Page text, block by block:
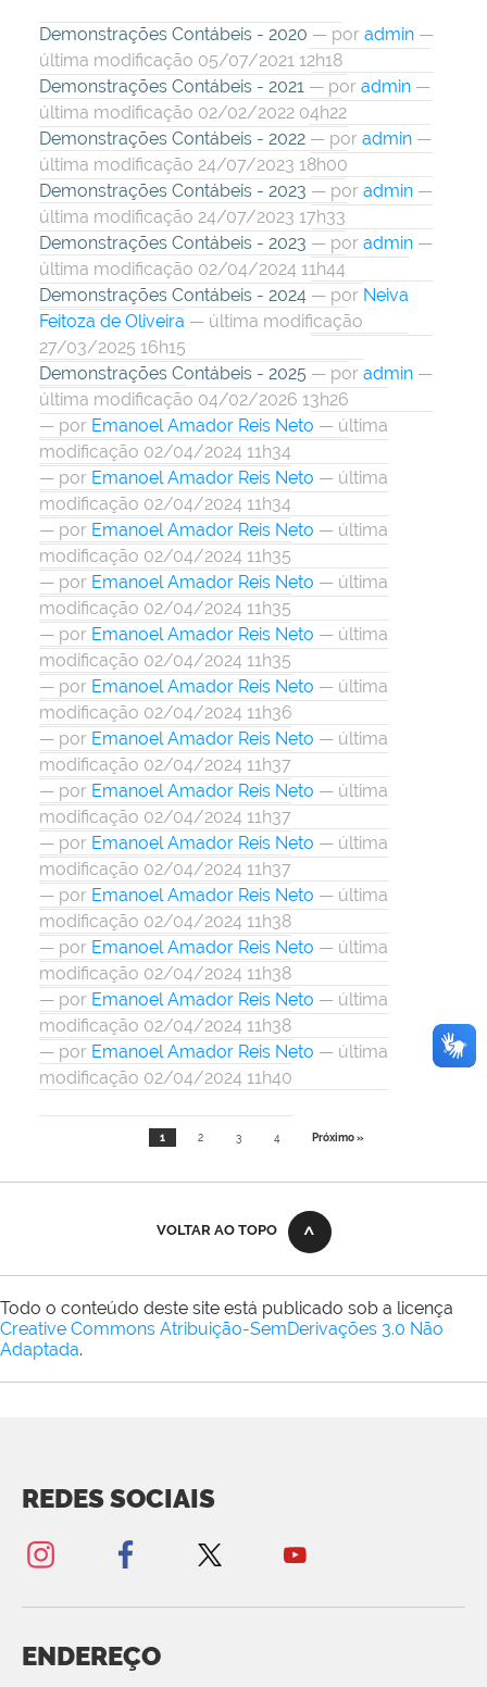
Demonstrações Contábeis - 2020 — por admin —
última modificação 05/07/2021 12h18
Demonstrações Contábeis - 2021 — por admin —
última modificação 02/02/2022 04h22
Demonstrações Contábeis - 2022 — por admin —
última modificação 24/07/2023 18h00
Demonstrações Contábeis - 2023 — por admin —
última modificação 24/07/2023 17h33
Demonstrações Contábeis - 2023 — por admin —
última modificação 02/04/2024 11h44
Demonstrações Contábeis - 2024 — por Neiva
Feitoza de Oliveira — última modificação
27/03/2025 16h15
Demonstrações Contábeis - 2025 — por admin —
última modificação 04/02/2026 13h26
— por Emanoel Amador Reis Neto — última
modificação 02/04/2024 11h34
— por Emanoel Amador Reis Neto — última
modificação 02/04/2024 11h34
— por Emanoel Amador Reis Neto — última
modificação 02/04/2024 11h35
— por Emanoel Amador Reis Neto — última
modificação 02/04/2024 11h35
— por Emanoel Amador Reis Neto — última
modificação 02/04/2024 11h35
— por Emanoel Amador Reis Neto — última
modificação 02/04/2024 11h36
— por Emanoel Amador Reis Neto — última
modificação 02/04/2024 11h37
— por Emanoel Amador Reis Neto — última
modificação 02/04/2024 11h37
— por Emanoel Amador Reis Neto — última
modificação 02/04/2024 11h37
— por Emanoel Amador Reis Neto — última
modificação 02/04/2024 11h38
— por Emanoel Amador Reis Neto — última
modificação 02/04/2024 11h38
— por Emanoel Amador Reis Neto — última
modificação 02/04/2024 11h38
— por Emanoel Amador Reis Neto — última
modificação 02/04/2024 11h40
1 2 3 4 Próximo »
VOLTAR AO TOPO
Todo o conteúdo deste site está publicado sob a licença
Creative Commons Atribuição-SemDerivações 3.0 Não
Adaptada.
REDES SOCIAIS
ENDEREÇO